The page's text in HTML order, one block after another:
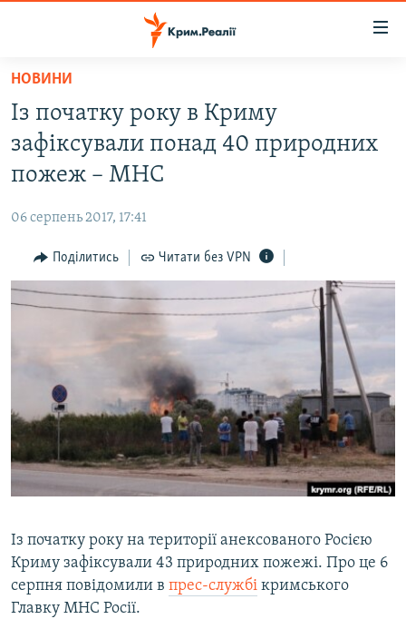
Перейти
основного
матеріалу
Перейти
до
основної
навігації
Перейти
до
пошуку
ВОДА.КРИМ
ВІДЕО ТА ФОТО
БЛОГИ
ПОГЛЯД
ІНТЕРВ'Ю
СПЕЦПРОЕКТИ
ДЕПОРТАЦІЯ
ВІДЕОУРОКИ «ELIFBE»
СВІДЧЕННЯ ОКУПАЦІЇ
УКРАЇНСЬКА ПРОБЛЕМА КРИМУ
ЯК ОБІЙТИ БЛОКУВАННЯ
Русский
Qırımtatar
Усі сайти RFE/RL
НОВИНИ
Із початку року в Криму
зафіксували понад 40 природних
пожеж – МНС
06 серпень 2017, 17:41
Поділитись Читати без VPN
Із початку року на території анексованого Росією
Криму зафіксували 43 природних пожежі. Про це 6
серпня повідомили в прес-службі кримського
Главку МНС Росії.